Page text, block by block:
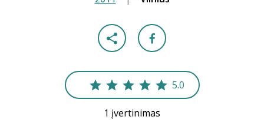
5.0
1 įvertinimas